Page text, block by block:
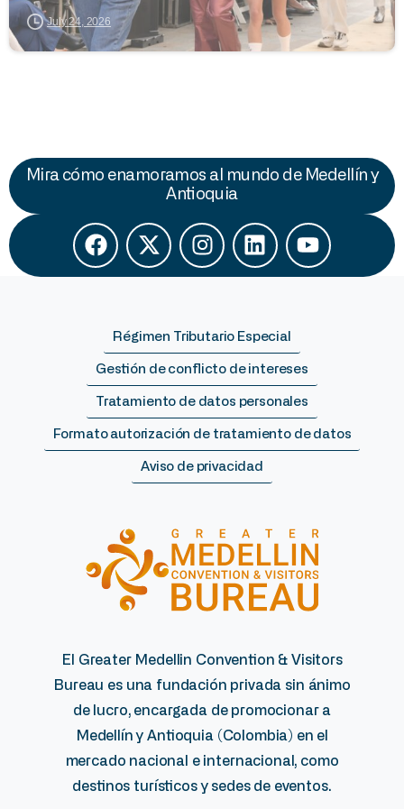
July 24, 2026
Mira cómo enamoramos al mundo de Medellín y
Antioquia
Régimen Tributario Especial
Gestión de conflicto de intereses
Tratamiento de datos personales
Formato autorización de tratamiento de datos
Aviso de privacidad
El Greater Medellin Convention & Visitors
Bureau es una fundación privada sin ánimo
de lucro, encargada de promocionar a
Medellín y Antioquia (Colombia) en el
mercado nacional e internacional, como
destinos turísticos y sedes de eventos.